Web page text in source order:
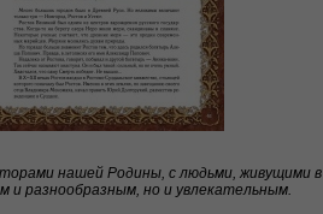
нашей Родины, с людьми, живущими в
и разнообразным, но и увлекательным.